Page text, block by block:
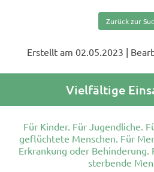
Zurück zur
Erstellt am 02.05.2023 |
Vielfältige
Für Kinder. Für Jugendliche.
geflüchtete Menschen. Für
Erkrankung oder Behinderung.
sterbende